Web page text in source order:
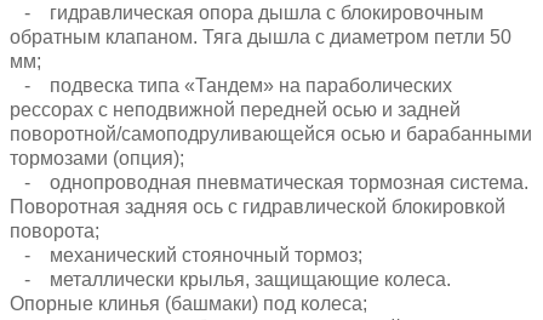
- гидравлическая опора дышла с блокировочным
обратным клапаном. Тяга дышла с диаметром петли 50
мм;
- подвеска типа «Тандем» на параболических
рессорах с неподвижной передней осью и задней
поворотной/самоподруливающейся осью и барабанными
тормозами (опция);
- однопроводная пневматическая тормозная система.
Поворотная задняя ось с гидравлической блокировкой
поворота;
- механический стояночный тормоз;
- металлически крылья, защищающие колеса.
Опорные клинья (башмаки) под колеса;